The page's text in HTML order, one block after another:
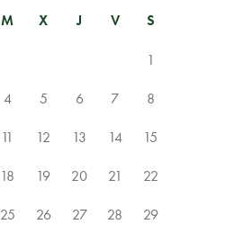
M X J V S
1
4 5 6 7 8
11 12 13 14 15
18 19 20 21 22
25 26 27 28 29